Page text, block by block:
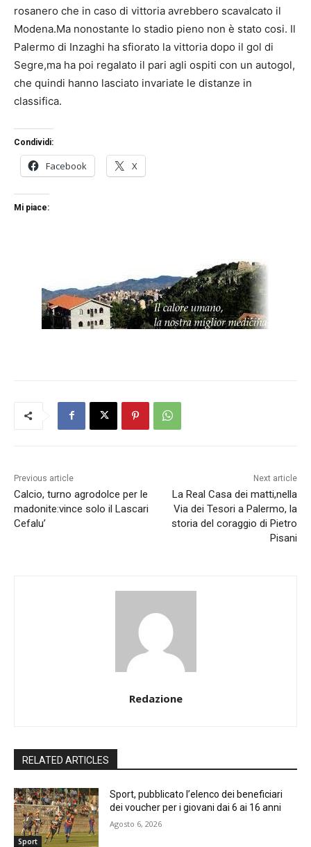
rosanero che in caso di vittoria avrebbero scavalcato il
Modena.Ma nonostante lo stadio pieno non è stato cosi. Il
Palermo di Inzaghi ha sfiorato la vittoria dopo il gol di
Segre,ma ha poi regalato il pari agli ospiti con un autogol,
che quindi hanno lasciato invariate le distanze in
classifica.
Condividi:
Facebook X
Mi piace:
Previous article
Calcio, turno agrodolce per le
madonite:vince solo il Lascari
Cefalu’
Next article
La Real Casa dei matti,nella
Via dei Tesori a Palermo, la
storia del coraggio di Pietro
Pisani
Redazione
RELATED ARTICLES
Sport
Sport, pubblicato l’elenco dei beneficiari
dei voucher per i giovani dai 6 ai 16 anni
Agosto 6, 2026